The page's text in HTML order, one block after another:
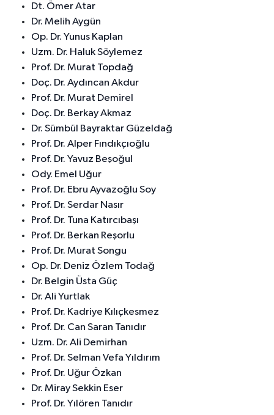
Dt. Ömer Atar
Dr. Melih Aygün
Op. Dr. Yunus Kaplan
Uzm. Dr. Haluk Söylemez
Prof. Dr. Murat Topdağ
Doç. Dr. Aydıncan Akdur
Prof. Dr. Murat Demirel
Doç. Dr. Berkay Akmaz
Dr. Sümbül Bayraktar Güzeldağ
Prof. Dr. Alper Fındıkçıoğlu
Prof. Dr. Yavuz Beşoğul
Ody. Emel Uğur
Prof. Dr. Ebru Ayvazoğlu Soy
Prof. Dr. Serdar Nasır
Prof. Dr. Tuna Katırcıbaşı
Prof. Dr. Berkan Reşorlu
Prof. Dr. Murat Songu
Op. Dr. Deniz Özlem Todağ
Dr. Belgin Üsta Güç
Dr. Ali Yurtlak
Prof. Dr. Kadriye Kılıçkesmez
Prof. Dr. Can Saran Tanıdır
Uzm. Dr. Ali Demirhan
Prof. Dr. Selman Vefa Yıldırım
Prof. Dr. Uğur Özkan
Dr. Miray Sekkin Eser
Prof. Dr. Yılören Tanıdır